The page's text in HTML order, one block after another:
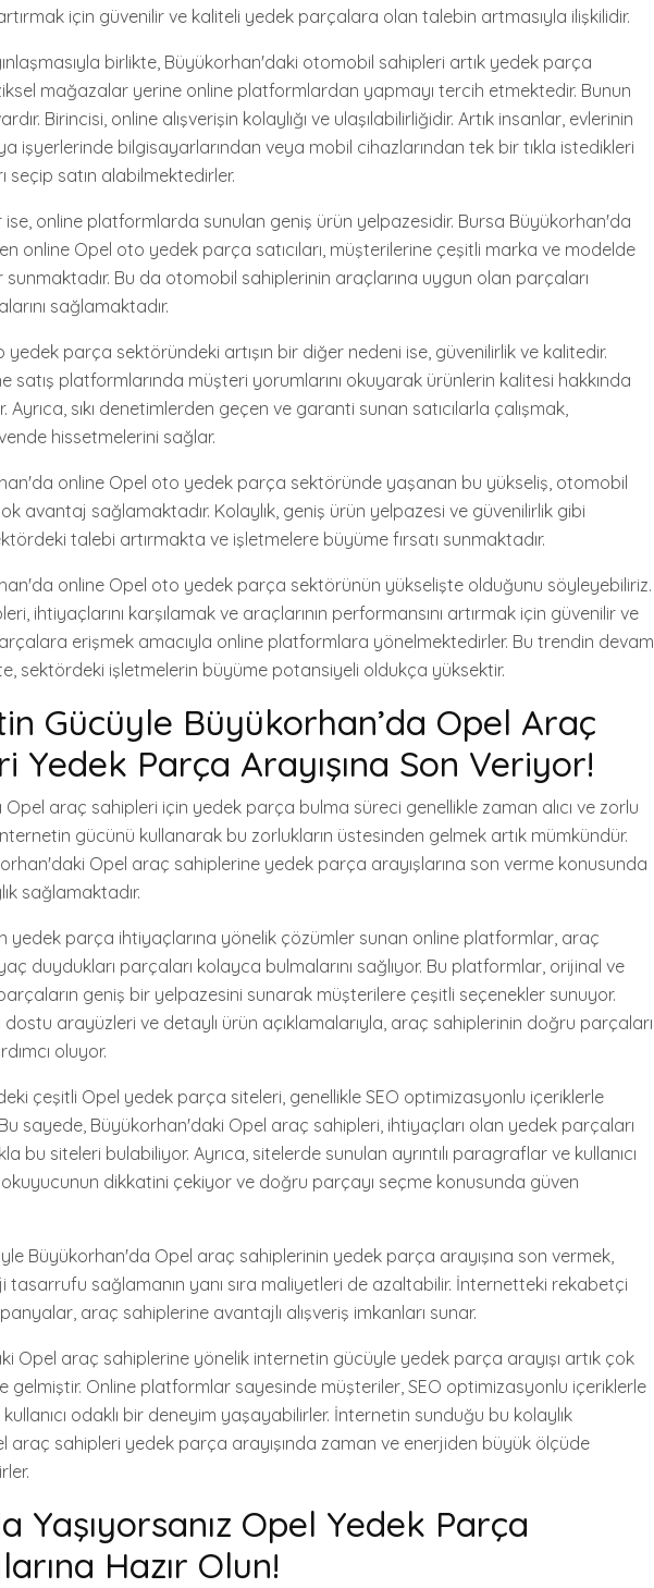
için güvenilir ve kaliteli yedek parçalara olan talebin artmasıyla ilişkilidir.
birlikte, Büyükorhan'daki otomobil sahipleri artık yedek parça
mağazalar yerine online platformlardan yapmayı tercih etmektedir. Bunun
Birincisi, online alışverişin kolaylığı ve ulaşılabilirliğidir. Artık insanlar, evlerinin
işyerlerinde bilgisayarlarından veya mobil cihazlarından tek bir tıkla istedikleri
seçip satın alabilmektedirler.
online platformlarda sunulan geniş ürün yelpazesidir. Bursa Büyükorhan'da
online Opel oto yedek parça satıcıları, müşterilerine çeşitli marka ve modelde
Bu da otomobil sahiplerinin araçlarına uygun olan parçaları
sağlamaktadır.
yedek parça sektöründeki artışın bir diğer nedeni ise, güvenilirlik ve kalitedir.
satış platformlarında müşteri yorumlarını okuyarak ürünlerin kalitesi hakkında
Ayrıca, sıkı denetimlerden geçen ve garanti sunan satıcılarla çalışmak,
hissetmelerini sağlar.
online Opel oto yedek parça sektöründe yaşanan bu yükseliş, otomobil
avantaj sağlamaktadır. Kolaylık, geniş ürün yelpazesi ve güvenilirlik gibi
talebi artırmakta ve işletmelere büyüme fırsatı sunmaktadır.
online Opel oto yedek parça sektörünün yükselişte olduğunu söyleyebiliriz.
ihtiyaçlarını karşılamak ve araçlarının performansını artırmak için güvenilir ve
erişmek amacıyla online platformlara yönelmektedirler. Bu trendin devam
sektördeki işletmelerin büyüme potansiyeli oldukça yüksektir.
Gücüyle Büyükorhan’da Opel Araç
Yedek Parça Arayışına Son Veriyor!
araç sahipleri için yedek parça bulma süreci genellikle zaman alıcı ve zorlu
gücünü kullanarak bu zorlukların üstesinden gelmek artık mümkündür.
Opel araç sahiplerine yedek parça arayışlarına son verme konusunda
sağlamaktadır.
yedek parça ihtiyaçlarına yönelik çözümler sunan online platformlar, araç
duydukları parçaları kolayca bulmalarını sağlıyor. Bu platformlar, orijinal ve
geniş bir yelpazesini sunarak müşterilere çeşitli seçenekler sunuyor.
dostu arayüzleri ve detaylı ürün açıklamalarıyla, araç sahiplerinin doğru parçaları
oluyor.
çeşitli Opel yedek parça siteleri, genellikle SEO optimizasyonlu içeriklerle
sayede, Büyükorhan'daki Opel araç sahipleri, ihtiyaçları olan yedek parçaları
bu siteleri bulabiliyor. Ayrıca, sitelerde sunulan ayrıntılı paragraflar ve kullanıcı
okuyucunun dikkatini çekiyor ve doğru parçayı seçme konusunda güven
Büyükorhan'da Opel araç sahiplerinin yedek parça arayışına son vermek,
tasarrufu sağlamanın yanı sıra maliyetleri de azaltabilir. İnternetteki rekabetçi
araç sahiplerine avantajlı alışveriş imkanları sunar.
Opel araç sahiplerine yönelik internetin gücüyle yedek parça arayışı artık çok
gelmiştir. Online platformlar sayesinde müşteriler, SEO optimizasyonlu içeriklerle
odaklı bir deneyim yaşayabilirler. İnternetin sunduğu bu kolaylık
araç sahipleri yedek parça arayışında zaman ve enerjiden büyük ölçüde
Yaşıyorsanız Opel Yedek Parça
Hazır Olun!